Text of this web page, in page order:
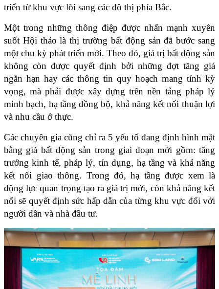
triển từ khu vực lõi sang các đô thị phía Bắc.
Một trong những thông điệp được nhấn mạnh xuyên
suốt Hội thảo là thị trường bất động sản đã bước sang
một chu kỳ phát triển mới. Theo đó, giá trị bất động sản
không còn được quyết định bởi những đợt tăng giá
ngắn hạn hay các thông tin quy hoạch mang tính kỳ
vọng, mà phải được xây dựng trên nền tảng pháp lý
minh bạch, hạ tầng đồng bộ, khả năng kết nối thuận lợi
và nhu cầu ở thực.
Các chuyên gia cũng chỉ ra 5 yếu tố đang định hình mặt
bằng giá bất động sản trong giai đoạn mới gồm: tăng
trưởng kinh tế, pháp lý, tín dụng, hạ tầng và khả năng
kết nối giao thông. Trong đó, hạ tầng được xem là
động lực quan trọng tạo ra giá trị mới, còn khả năng kết
nối sẽ quyết định sức hấp dẫn của từng khu vực đối với
người dân và nhà đầu tư.